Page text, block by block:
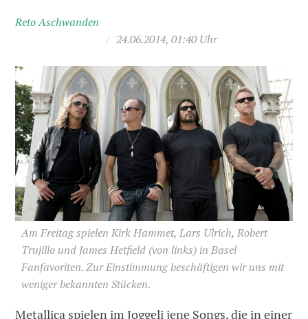
Reto Aschwanden
/ 24.06.2014, 01:40 Uhr
Am Freitag spielen Kirk Hammet, Lars Ulrich, Robert
Trujillo und James Hetfield (von links) in Basel
Fanfavoriten. Zur Einstimmung beschäftigen wir uns mit
weniger bekannten Stücken.
Metallica spielen im Joggeli jene Songs, die in einer